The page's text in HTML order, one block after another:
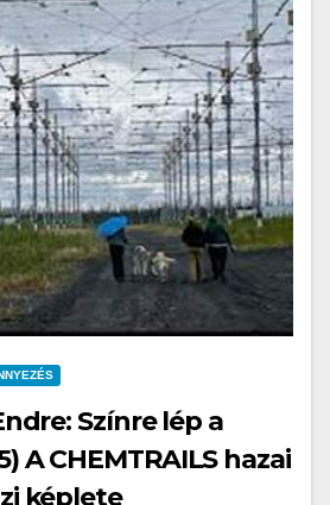
Színre lép a
A CHEMTRAILS hazai
képlete